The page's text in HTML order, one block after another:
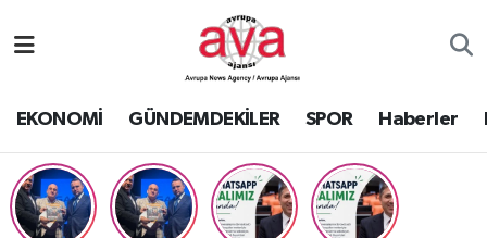
EKONOMİ GÜNDEMDEKİLER SPOR Haberler
Nöbetçi Eczaneler
Namaz Vakitleri